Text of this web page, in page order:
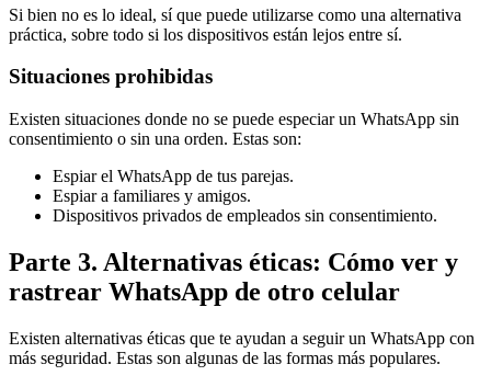
Si bien no es lo ideal, sí que puede utilizarse como una alternativa
práctica, sobre todo si los dispositivos están lejos entre sí.
Situaciones prohibidas
Existen situaciones donde no se puede especiar un WhatsApp sin
consentimiento o sin una orden. Estas son:
Espiar el WhatsApp de tus parejas.
Espiar a familiares y amigos.
Dispositivos privados de empleados sin consentimiento.
Parte 3. Alternativas éticas: Cómo ver y
rastrear WhatsApp de otro celular
Existen alternativas éticas que te ayudan a seguir un WhatsApp con
más seguridad. Estas son algunas de las formas más populares.